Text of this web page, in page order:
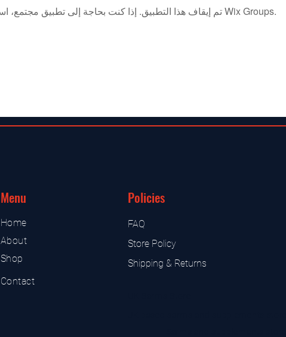
تم إيقاف هذا التطبيق. إذا كنت بحاجة إلى تطبيق مجتمع، استخدم Wix Groups.
Menu
Home
About
Shop
Contact
Policies
FAQ
Store Policy
Shipping & Returns